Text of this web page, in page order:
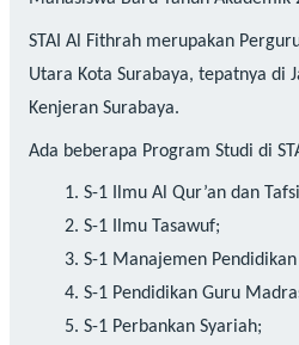
STAI Al Fithrah merupakan
Utara Kota Surabaya, tepatnya di
Kenjeran Surabaya.
Ada beberapa Program Studi di
S-1 Ilmu Al Qur’an dan
S-1 Ilmu Tasawuf;
S-1 Manajemen
S-1 Pendidikan Guru
S-1 Perbankan Syariah;